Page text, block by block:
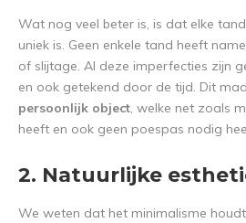
Wat nog veel beter is, is dat elke
uniek is. Geen enkele tand heeft
of slijtage. Al deze imperfecties zijn
en ook getekend door de tijd. Dit
persoonlijk object, welke net zoals
heeft en ook geen poespas nodig
2. Natuurlijke
We weten dat het minimalisme